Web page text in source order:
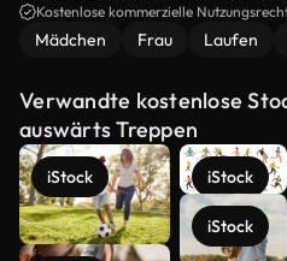
Kostenlose kommerzielle
Mädchen Frau Laufen
Verwandte kostenlose
auswärts Treppen
iStock iStock
iStock